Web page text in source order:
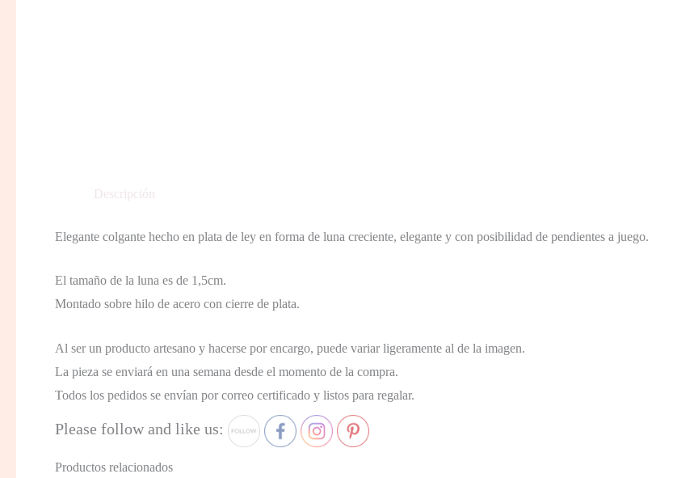
Descripción
Elegante colgante hecho en plata de ley en forma de luna creciente, elegante y con posibilidad de pendientes a juego.
El tamaño de la luna es de 1,5cm.
Montado sobre hilo de acero con cierre de plata.
Al ser un producto artesano y hacerse por encargo, puede variar ligeramente al de la imagen.
La pieza se enviará en una semana desde el momento de la compra.
Todos los pedidos se envían por correo certificado y listos para regalar.
Please follow and like us:
Productos relacionados